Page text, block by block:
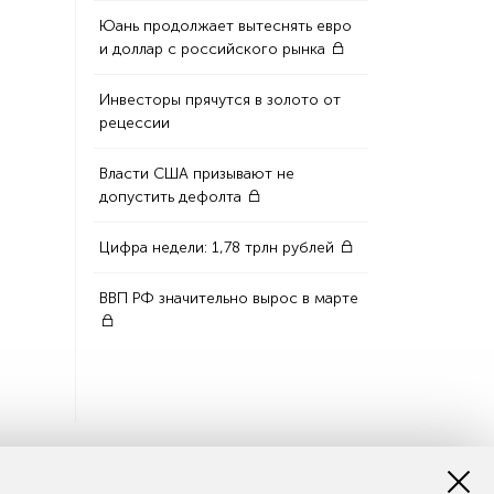
Юань продолжает вытеснять евро
и доллар с российского рынка
Инвесторы прячутся в золото от
рецессии
Власти США призывают не
допустить дефолта
Цифра недели: 1,78 трлн рублей
ВВП РФ значительно вырос в марте